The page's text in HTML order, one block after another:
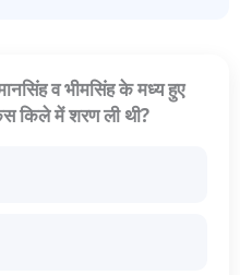
व भीमसिंह के मध्य हुए
किले में शरण ली थी?